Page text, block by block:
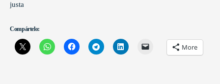
justa
Compártelo:
More